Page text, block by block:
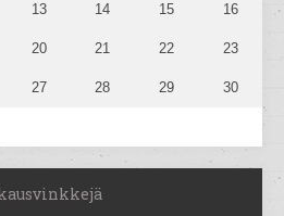
13 14 15 16
20 21 22 23
27 28 29 30